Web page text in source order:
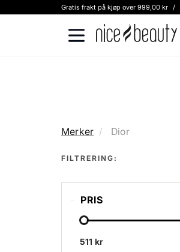
Gratis frakt på kjøp over 999,00 kr /
Merker Dior
FILTRERING:
PRIS
511 kr